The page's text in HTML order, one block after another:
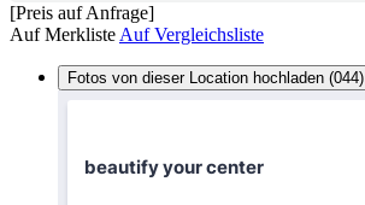
[Preis auf Anfrage]
Auf Merkliste Auf Vergleichsliste
Fotos von dieser Location hochladen (044)